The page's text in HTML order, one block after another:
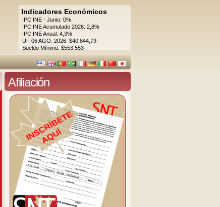
Indicadores Económicos
IPC INE - Junio: 0%
IPC INE Acumulado 2026: 2,8%
IPC INE Anual: 4,3%
UF 06 AGO. 2026: $40.844,79
Sueldo Mínimo: $553.553
Afiliación